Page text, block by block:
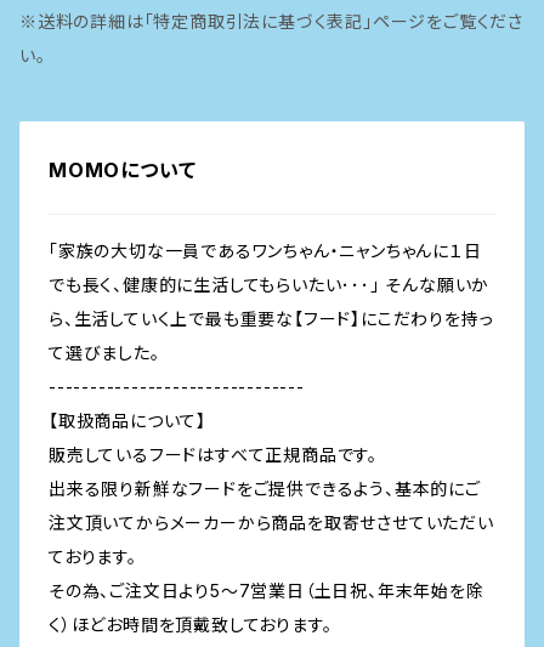
魚
※送料の詳細は「特定商取引法に基づく表記」ページをご覧くださ
い。
MOMOについて
「家族の大切な一員であるワンちゃん・ニャンちゃんに１日
でも長く、健康的に生活してもらいたい･･･」 そんな願いか
ら、生活していく上で最も重要な【フード】にこだわりを持っ
て選びました。
-------------------------------
【取扱商品について】
販売しているフードはすべて正規商品です。
出来る限り新鮮なフードをご提供できるよう、基本的にご
注文頂いてからメーカーから商品を取寄せさせていただい
ております。
その為、ご注文日より5～7営業日（土日祝、年末年始を除
く）ほどお時間を頂戴致しております。